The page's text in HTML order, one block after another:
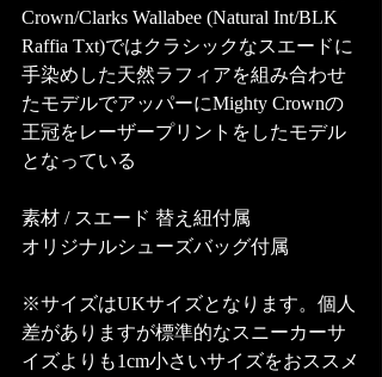
Crown/Clarks Wallabee (Natural Int/BLK
Raffia Txt)ではクラシックなスエードに
手染めした天然ラフィアを組み合わせ
たモデルでアッパーにMighty Crownの
王冠をレーザープリントをしたモデル
となっている
素材 / スエード 替え紐付属
オリジナルシューズバッグ付属
※サイズはUKサイズとなります。個人
差がありますが標準的なスニーカーサ
イズよりも1cm小さいサイズをおススメ